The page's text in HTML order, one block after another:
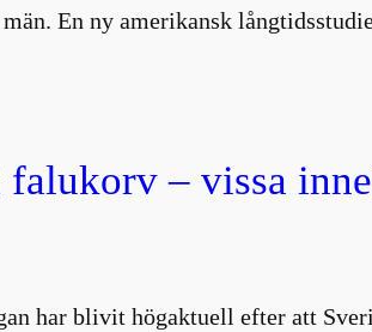
En ny amerikansk
– vissa
har blivit högaktuell efter att